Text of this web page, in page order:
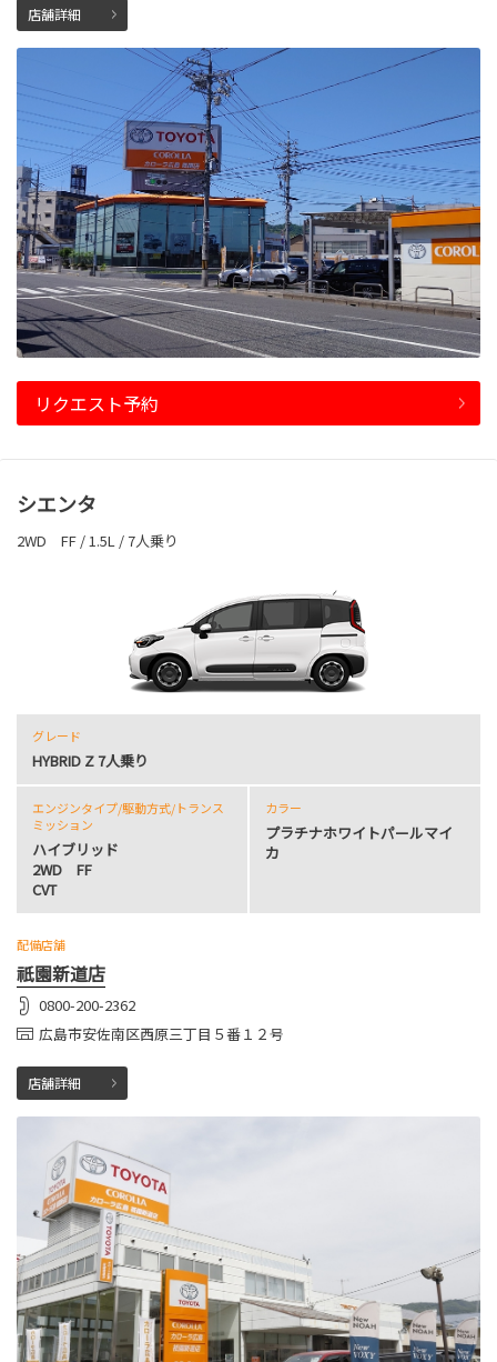
店舗詳細
リクエスト予約
シエンタ
2WD FF / 1.5L / 7人乗り
グレード
HYBRID Z 7人乗り
エンジンタイプ/駆動方式/トランス
ミッション
ハイブリッド
2WD FF
CVT
カラー
プラチナホワイトパールマイ
カ
配備店舗
祇園新道店
0800-200-2362
広島市安佐南区西原三丁目５番１２号
店舗詳細